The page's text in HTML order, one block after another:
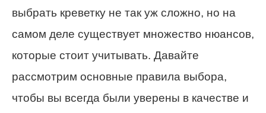
выбрать креветку не так уж сложно, но на
самом деле существует множество нюансов,
которые стоит учитывать. Давайте
рассмотрим основные правила выбора,
чтобы вы всегда были уверены в качестве и